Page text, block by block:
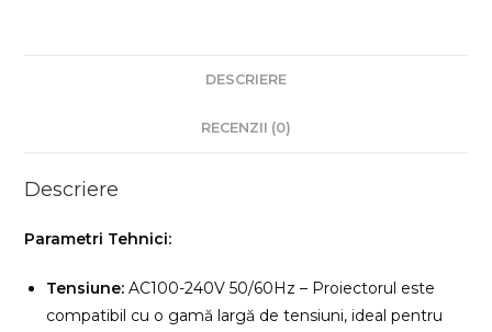
DESCRIERE
RECENZII (0)
Descriere
Parametri Tehnici:
Tensiune: AC100-240V 50/60Hz – Proiectorul este
compatibil cu o gamă largă de tensiuni, ideal pentru